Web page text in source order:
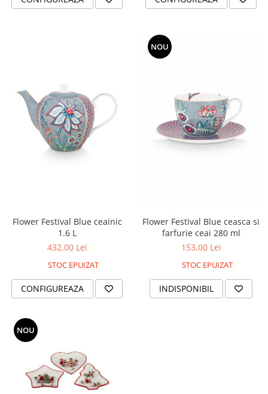
Flower Festival Blue ceainic
1.6 L
432,00 Lei
STOC EPUIZAT
CONFIGUREAZA
NOU
Flower Festival Blue ceasca si
farfurie ceai 280 ml
153,00 Lei
STOC EPUIZAT
INDISPONIBIL
NOU